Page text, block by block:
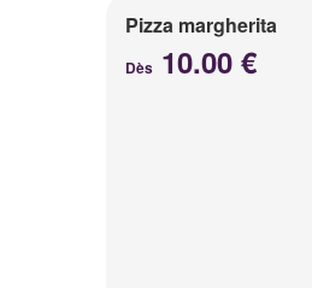
Pizza margherita
Dès 10.00 €